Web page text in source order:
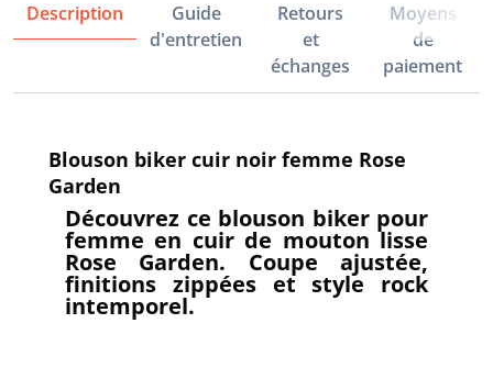
Description
Guide
d'entretien
Retours
et
échanges
Moyens
de
paiement
Blouson biker cuir noir femme Rose
Garden
Découvrez ce blouson biker pour
femme en cuir de mouton lisse
Rose Garden. Coupe ajustée,
finitions zippées et style rock
intemporel.